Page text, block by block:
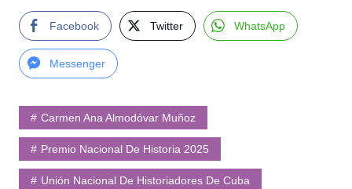
Facebook Twitter WhatsApp
Messenger
Carmen Ana Almodóvar Muñoz
Premio Nacional De Historia 2025
Unión Nacional De Historiadores De Cuba